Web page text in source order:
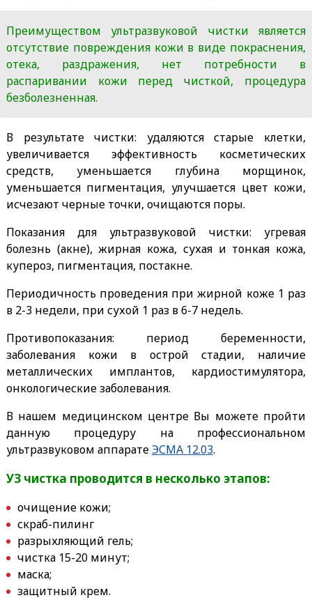
Преимуществом ультразвуковой чистки является
отсутствие повреждения кожи в виде покраснения,
отека, раздражения, нет потребности в
распаривании кожи перед чисткой, процедура
безболезненная.
В результате чистки: удаляются старые клетки,
увеличивается эффективность косметических
средств, уменьшается глубина морщинок,
уменьшается пигментация, улучшается цвет кожи,
исчезают черные точки, очищаются поры.
Показания для ультразвуковой чистки: угревая
болезнь (акне), жирная кожа, сухая и тонкая кожа,
купероз, пигментация, постакне.
Периодичность проведения при жирной коже 1 раз
в 2-3 недели, при сухой 1 раз в 6-7 недель.
Противопоказания: период беременности,
заболевания кожи в острой стадии, наличие
металлических имплантов, кардиостимулятора,
онкологические заболевания.
В нашем медицинском центре Вы можете пройти
данную процедуру на профессиональном
ультразвуковом аппаратеЭСМА 12.03.
УЗ чистка проводится в несколько этапов:
очищение кожи;
скраб-пилинг
разрыхляющий гель;
чистка 15-20 минут;
маска;
защитный крем.